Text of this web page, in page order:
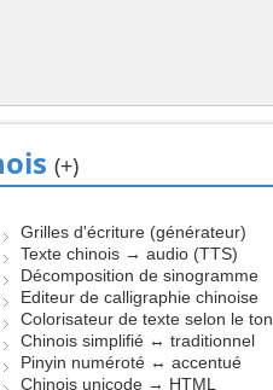
(+)
Grilles d'écriture (générateur)
Texte chinois → audio (TTS)
Décomposition de sinogramme
Editeur de calligraphie chinoise
Colorisateur de texte selon le ton
Chinois simplifié ↔ traditionnel
Pinyin numéroté ↔ accentué
Chinois unicode → HTML